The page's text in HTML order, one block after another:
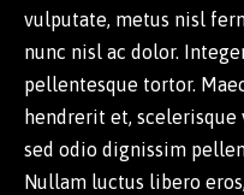
vulputate, metus nisl
nunc nisl ac dolor.
pellentesque tortor.
hendrerit et,
sed odio dignissim
Nullam luctus libero